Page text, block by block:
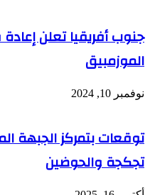
جنوب أفريقيا تعلن
الموزمبيق
نوفمبر 10, 2024
توقعات بتمركز الجبهة
تجكجة والحوضين